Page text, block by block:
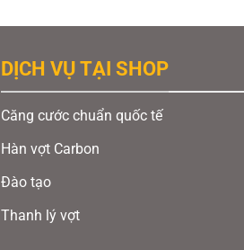
DỊCH VỤ TẠI SHOP
Căng cước chuẩn quốc tế
Hàn vợt Carbon
Đào tạo
Thanh lý vợt